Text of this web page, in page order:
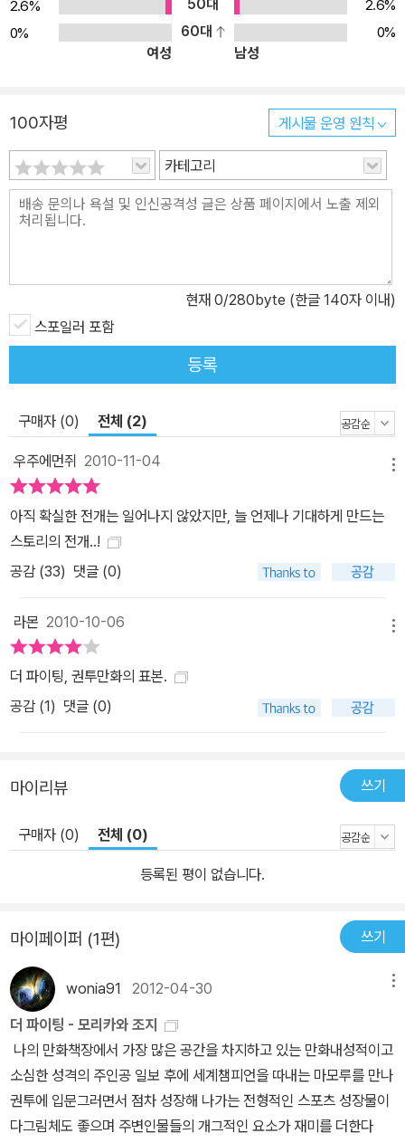
2.6%
50대
2.6%
0%
60대
0%
여성
남성
100자평 게시물 운영 원칙
카테고리
현재 0/280byte (한글 140자 이내)
스포일러 포함
등록
구매자 (0) 전체 (2)
우주에먼쥐 2010-11-04
아직 확실한 전개는 일어나지 않았지만, 늘 언제나 기대하게 만드는
스토리의 전개..!
공감 (33) 댓글 (0)
라몬 2010-10-06
더 파이팅, 권투만화의 표본.
공감 (1) 댓글 (0)
마이리뷰 쓰기
구매자 (0) 전체 (0)
등록된 평이 없습니다.
마이페이퍼 (1편) 쓰기
wonia91 2012-04-30
더 파이팅 - 모리카와 조지
나의 만화책장에서 가장 많은 공간을 차지하고 있는 만화내성적이고
소심한 성격의 주인공 일보 후에 세계챔피언을 따내는 마모루를 만나
권투에 입문그러면서 점차 성장해 나가는 전형적인 스포츠 성장물이
다그림체도 좋으며 주변인물들의 개그적인 요소가 재미를 더한다